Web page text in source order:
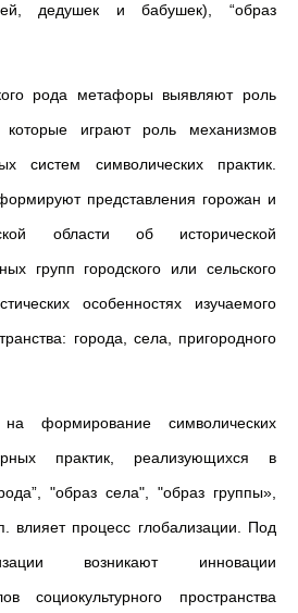
дедушек и бабушек), “образ
рода метафоры выявляют роль
которые играют роль механизмов
символических практик.
представления горожан и
области об исторической
групп городского или сельского
особенностях изучаемого
города, села, пригородного
формирование символических
практик, реализующихся в
"образ села", "образ группы»,
влияет процесс глобализации. Под
возникают инновации
социокультурного пространства